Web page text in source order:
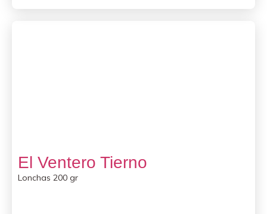
El Ventero Tierno
Lonchas 200 gr